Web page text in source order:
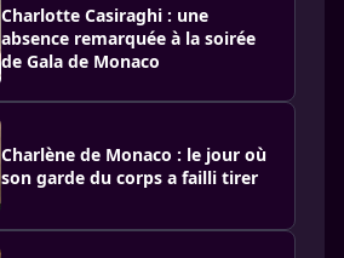
Charlotte Casiraghi : une
absence remarquée à la soirée
de Gala de Monaco
Charlène de Monaco : le jour où
son garde du corps a failli tirer